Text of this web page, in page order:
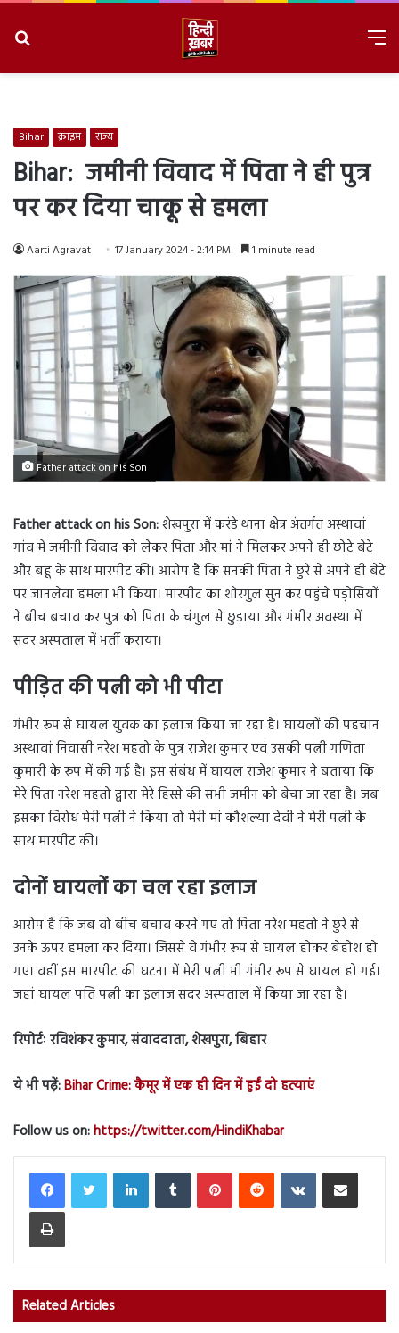
Bihar क्राइम राज्य
Bihar: जमीनी विवाद में पिता ने ही पुत्र
पर कर दिया चाकू से हमला
Aarti Agravat 17 January 2024 - 2:14 PM 1 minute read
Father attack on his Son
Father attack on his Son:शेखपुरा में करंडे थाना क्षेत्र अंतर्गत अस्थावां
गांव में जमीनी विवाद को लेकर पिता और मां ने मिलकर अपने ही छोटे बेटे
और बहू के साथ मारपीट की। आरोप है कि सनकी पिता ने छुरे से अपने ही बेटे
पर जानलेवा हमला भी किया। मारपीट का शोरगुल सुन कर पहुंचे पड़ोसियों
ने बीच बचाव कर पुत्र को पिता के चंगुल से छुड़ाया और गंभीर अवस्था में
सदर अस्पताल में भर्ती कराया।
पीड़ित की पत्नी को भी पीटा
गंभीर रूप से घायल युवक का इलाज किया जा रहा है। घायलों की पहचान
अस्थावां निवासी नरेश महतो के पुत्र राजेश कुमार एवं उसकी पत्नी गणिता
कुमारी के रूप में की गई है। इस संबंध में घायल राजेश कुमार ने बताया कि
मेरे पिता नरेश महतो द्वारा मेरे हिस्से की सभी जमीन को बेचा जा रहा है। जब
इसका विरोध मेरी पत्नी ने किया तो मेरी मां कौशल्या देवी ने मेरी पत्नी के
साथ मारपीट की।
दोनों घायलों का चल रहा इलाज
आरोप है कि जब वो बीच बचाव करने गए तो पिता नरेश महतो ने छुरे से
उनके ऊपर हमला कर दिया। जिससे वे गंभीर रूप से घायल होकर बेहोश हो
गए। वहीं इस मारपीट की घटना में मेरी पत्नी भी गंभीर रूप से घायल हो गई।
जहां घायल पति पत्नी का इलाज सदर अस्पताल में किया जा रहा है।
रिपोर्टः रविशंकर कुमार, संवाददाता, शेखपुरा, बिहार
ये भी पढ़ें:Bihar Crime: कैमूर में एक ही दिन में हुईं दो हत्याएं
Follow us on:https://twitter.com/HindiKhabar
LinkedInTumblr PinterestReddit VKontakteShare via Email
Print
Related Articles